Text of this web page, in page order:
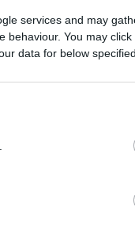
services and may
behaviour. You may
data for below
Con questa
la cifra
BEI nel
del
della flotta di